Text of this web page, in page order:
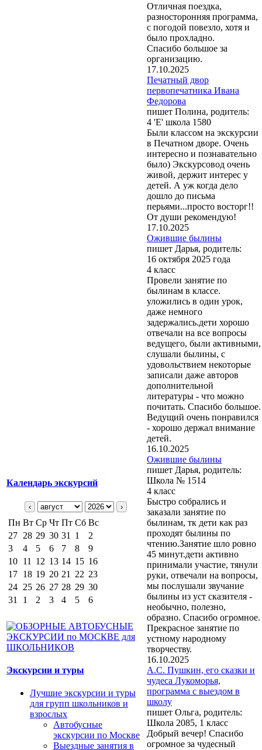
Календарь экскурсий
‹ ›
Пн Вт Ср Чт Пт Сб Вс
27 28 29 30 31 1
2
3
4 5 6 7 8
9
10 11 12 13 14 15 16
17 18 19 20 21 22 23
24 25 26 27 28 29 30
31
1 2 3 4 5 6
Экскурсии и туры
Лучшие экскурсии и туры
для групп школьников и
взрослых
Автобусные
экскурсии по Москве
Выездные занятия в
Отличная поездка,
разносторонняя программа,
с погодой повезло, хотя и
было прохладно.
Спасибо большое за
организацию.
17.10.2025
Печатный двор
первопечатника Ивана
Федорова
пишет Полина, родитель:
4 'Е' школа 1580
Были классом на экскурсии
в Печатном дворе. Очень
интересно и познавательно
было) Экскурсовод очень
живой, держит интерес у
детей. А уж когда дело
дошло до письма
перьями...просто восторг!!
От души рекомендую!
17.10.2025
Ожившие былины
пишет Дарья, родитель:
16 октября 2025 года
4 класс
Провели занятие по
былинам в классе.
уложились в один урок,
даже немного
задержались.дети хорошо
отвечали на все вопросы
ведущего, были активными,
слушали былины, с
удовольствием некоторые
записали даже авторов
дополнительной
литературы - что можно
почитать. Спасибо большое.
Ведущий очень понравился
- хорошо держал внимание
детей.
16.10.2025
Ожившие былины
пишет Дарья, родитель:
Школа № 1514
4 класс
Быстро собрались и
заказали занятие по
былинам, тк дети как раз
проходят былины по
чтению.Занятие шло ровно
45 минут.дети активно
принимали участие, тянули
руки, отвечали на вопросы,
мы послушали звучание
былины из уст сказителя -
необычно, полезно,
образно. Спасибо огромное.
Прекрасное занятие по
устному народному
творчеству.
16.10.2025
А.С. Пушкин, его сказки и
чудеса Лукоморья,
программа с выездом в
школу
пишет Ольга, родитель:
Школа 2085, 1 класс
Добрый вечер! Спасибо
огромное за чудесный